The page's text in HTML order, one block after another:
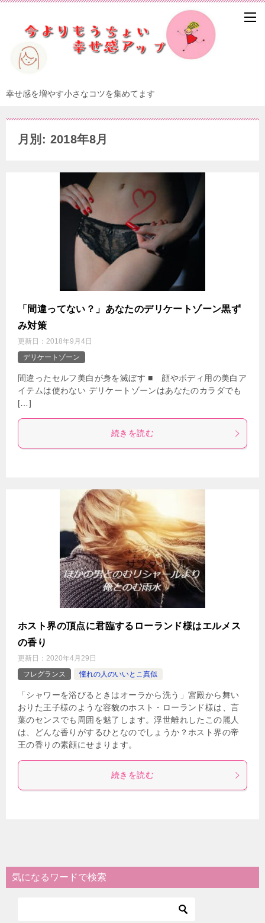
幸せ感を増やす小さなコツを集めてます
月別: 2018年8月
「間違ってない？」あなたのデリケートゾーン黒ず
み対策
更新日： 2018年9月4日
デリケートゾーン
間違ったセルフ美白が身を滅ぼす ■ 顔やボディ用の美白ア
イテムは使わない デリケートゾーンはあなたのカラダでも
[…]
続きを読む
ホスト界の頂点に君臨するローランド様はエルメス
の香り
更新日： 2020年4月29日
フレグランス
憧れの人のいいとこ真似
「シャワーを浴びるときはオーラから洗う」宮殿から舞い
おりた王子様のような容貌のホスト・ローランド様は、言
葉のセンスでも周囲を魅了します。浮世離れしたこの麗人
は、どんな香りがするひとなのでしょうか？ホスト界の帝
王の香りの素顔にせまります。
続きを読む
気になるワードで検索